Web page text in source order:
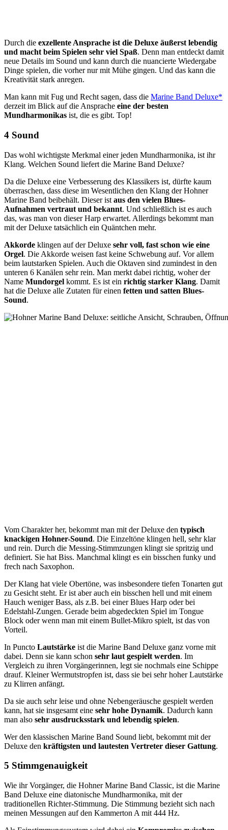
Durch die exzellente Ansprache ist die Deluxe äußerst lebendig
und macht beim Spielen sehr viel Spaß. Denn man entdeckt damit
neue Details im Sound und kann durch die nuancierte Wiedergabe
Dinge spielen, die vorher nur mit Mühe gingen. Und das kann die
Kreativität stark anregen.
Man kann mit Fug und Recht sagen, dass die Marine Band Deluxe*
derzeit im Blick auf die Ansprache eine der besten
Mundharmonikas ist, die es gibt. Top!
4 Sound
Das wohl wichtigste Merkmal einer jeden Mundharmonika, ist ihr
Klang. Welchen Sound liefert die Marine Band Deluxe?
Da die Deluxe eine Verbesserung des Klassikers ist, dürfte kaum
überraschen, dass diese im Wesentlichen den Klang der Hohner
Marine Band beibehält. Dieser ist aus den vielen Blues-
Aufnahmen vertraut und bekannt. Und schließlich ist es auch
das, was man von dieser Harp erwartet. Allerdings bekommt man
mit der Deluxe tatsächlich ein Quäntchen mehr.
Akkorde klingen auf der Deluxe sehr voll, fast schon wie eine
Orgel. Die Akkorde weisen fast keine Schwebung auf. Vor allem
beim lautstarken Spielen. Auch die Oktaven sind zumindest in den
unteren 6 Kanälen sehr rein. Man merkt dabei richtig, woher der
Name Mundorgel kommt. Es ist ein richtig starker Klang. Damit
hat die Deluxe alle Zutaten für einen fetten und satten Blues-
Sound.
Vom Charakter her, bekommt man mit der Deluxe den typisch
knackigen Hohner-Sound. Die Einzeltöne klingen hell, sehr klar
und rein. Durch die Messing-Stimmzungen klingt sie spritzig und
definiert. Sie hat Biss. Manchmal klingt es ein bisschen funky und
frech nach Saxophon.
Der Klang hat viele Obertöne, was insbesondere tiefen Tonarten gut
zu Gesicht steht. Er ist aber auch ein bisschen hell und mit einem
Hauch weniger Bass, als z.B. bei einer Blues Harp oder bei
Edelstahl-Zungen. Gerade beim abgedeckten Spiel im Tongue
Block oder wenn man mit einem Bullet-Mikro spielt, ist das von
Vorteil.
In Puncto Lautstärke ist die Marine Band Deluxe ganz vorne mit
dabei. Denn sie kann schon sehr laut gespielt werden. Im
Vergleich zu ihren Vorgängerinnen, legt sie nochmals eine Schippe
drauf. Kleiner Wermutstropfen ist, dass sie bei sehr hoher Lautstärke
zu Klirren anfängt.
Da sie auch sehr leise und ohne Nebengeräusche gespielt werden
kann, hat sie insgesamt eine sehr hohe Dynamik. Dadurch kann
man also sehr ausdrucksstark und lebendig spielen.
Wer den klassischen Marine Band Sound liebt, bekommt mit der
Deluxe den kräftigsten und lautesten Vertreter dieser Gattung.
5 Stimmgenauigkeit
Wie ihr Vorgänger, die Hohner Marine Band Classic, ist die Marine
Band Deluxe eine diatonische Mundharmonika, mit der
traditionellen Richter-Stimmung. Die Stimmung bezieht sich nach
meinen Messungen auf den Kammerton A mit 444 Hz.